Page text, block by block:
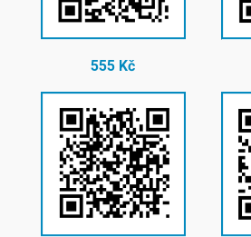
555 Kč